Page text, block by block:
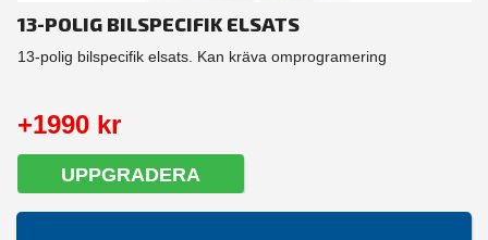
13-POLIG BILSPECIFIK ELSATS
13-polig bilspecifik elsats. Kan kräva omprogramering
+1990 kr
UPPGRADERA